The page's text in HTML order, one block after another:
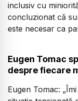
inclusiv cu
concluzionat că
este necesar ca
Eugen Tomac
despre fiecare
Eugen Tomac: